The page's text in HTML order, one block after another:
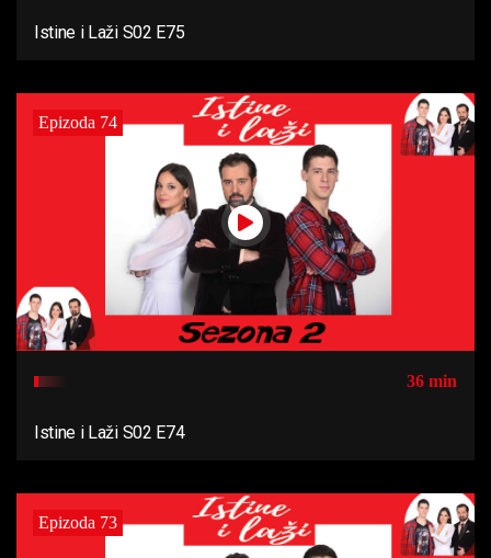
Istine i Laži S02 E75
Epizoda 74
36 min
Istine i Laži S02 E74
Epizoda 73